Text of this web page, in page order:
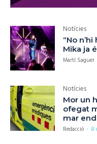
Notícies
“No
Mika ja
Martí Saguer
Notícies
Mor un
ofegat
mar
Redacció - 8